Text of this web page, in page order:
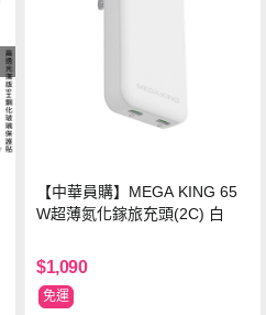
【中華員購】MEGA KING 65
W超薄氮化鎵旅充頭(2C) 白
$1,090
免運